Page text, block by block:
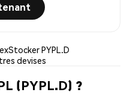
Stocker PYPL.D
devises
(PYPL.D) ?